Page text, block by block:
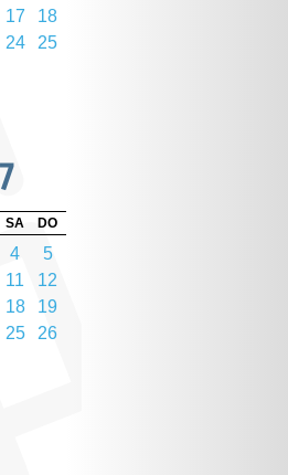
17
18
24
25
SA DO
4
5
11
12
18
19
25
26